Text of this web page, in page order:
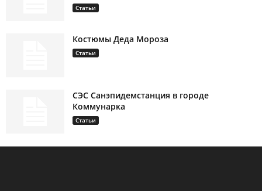
Статьи
Костюмы Деда Мороза
Статьи
СЭС Санэпидемстанция в городе
Коммунарка
Статьи